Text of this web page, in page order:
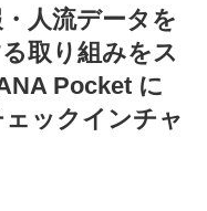
人流データを
取り組みをス
Pocket に
ックインチャ